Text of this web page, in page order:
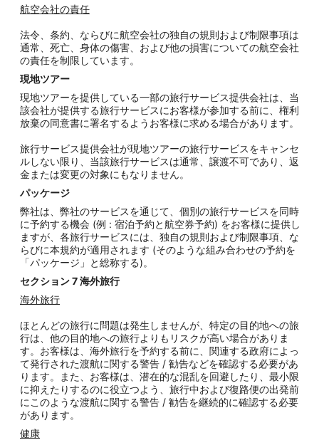
航空会社の責任
法令、条約、ならびに航空会社の独自の規則および制限事項は
通常、死亡、身体の傷害、および他の損害についての航空会社
の責任を制限しています。
現地ツアー
現地ツアーを提供している一部の旅行サービス提供会社は、当
該会社が提供する旅行サービスにお客様が参加する前に、権利
放棄の同意書に署名するようお客様に求める場合があります。
旅行サービス提供会社が現地ツアーの旅行サービスをキャンセ
ルしない限り、当該旅行サービスは通常、譲渡不可であり、返
金または変更の対象にもなりません。
パッケージ
弊社は、弊社のサービスを通じて、個別の旅行サービスを同時
に予約する機会 (例 : 宿泊予約と航空券予約) をお客様に提供し
ますが、各旅行サービスには、独自の規則および制限事項、な
らびに本規約が適用されます (そのような組み合わせの予約を
「パッケージ」と総称する)。
セクション7海外旅行
海外旅行
ほとんどの旅行に問題は発生しませんが、特定の目的地への旅
行は、他の目的地への旅行よりもリスクが高い場合がありま
す。お客様は、海外旅行を予約する前に、関連する政府によっ
て発行された渡航に関する警告 / 勧告などを確認する必要があ
ります。また、お客様は、潜在的な混乱を回避したり、最小限
に抑えたりするのに役立つよう、旅行中および復路便の出発前
にこのような渡航に関する警告 / 勧告を継続的に確認する必要
があります。
健康